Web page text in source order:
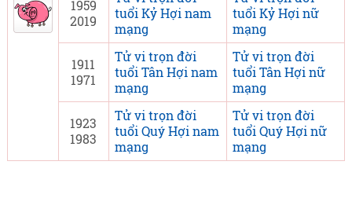
1959
2019
tuổi Kỷ Hợi nam
mạng
tuổi Kỷ Hợi nữ
mạng
1911
1971
Tử vi trọn đời
tuổi Tân Hợi nam
mạng
Tử vi trọn đời
tuổi Tân Hợi nữ
mạng
1923
1983
Tử vi trọn đời
tuổi Quý Hợi nam
mạng
Tử vi trọn đời
tuổi Quý Hợi nữ
mạng